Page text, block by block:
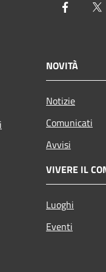
NOVITÀ
Notizie
Comunicati
Avvisi
VIVERE IL
Luoghi
Eventi